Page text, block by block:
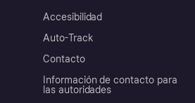
Accesibilidad
Auto-Track
Contacto
Información de contacto para
las autoridades